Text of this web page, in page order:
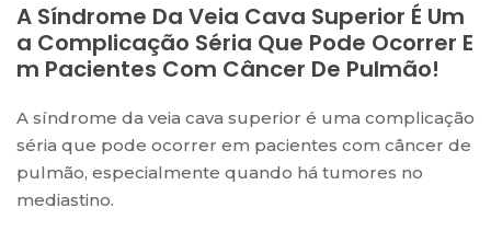
A Síndrome Da Veia Cava Superior É Um
A Complicação Séria Que Pode Ocorrer E
M Pacientes Com Câncer De Pulmão!
A síndrome da veia cava superior é uma complicação
séria que pode ocorrer em pacientes com câncer de
pulmão, especialmente quando há tumores no
mediastino.